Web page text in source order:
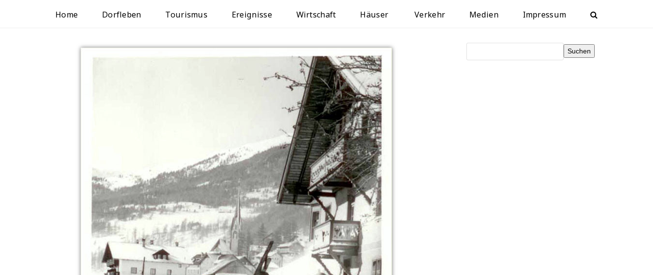
Home Dorfleben Tourismus Ereignisse Wirtschaft Häuser Verkehr Medien Impressum
Suchen